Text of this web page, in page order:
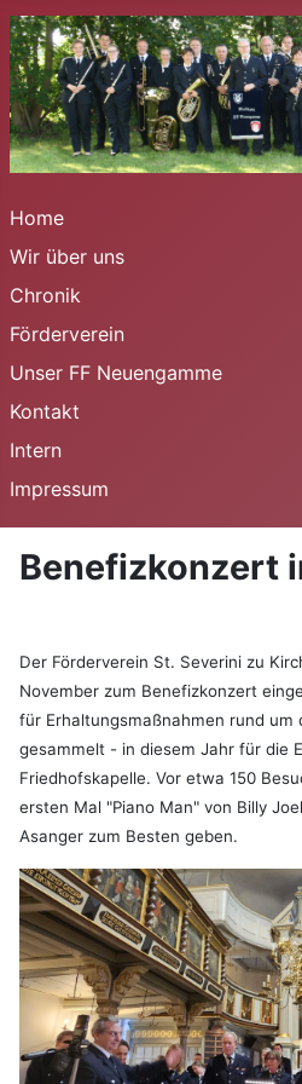
Home
Wir über uns
Chronik
Förderverein
Unser FF Neuengamme
Kontakt
Intern
Impressum
Benefizkonzert
Der Förderverein St. Severini zu
November zum Benefizkonzert
für Erhaltungsmaßnahmen rund um
gesammelt - in diesem Jahr für die
Friedhofskapelle. Vor etwa 150
ersten Mal "Piano Man" von Billy
Asanger zum Besten geben.